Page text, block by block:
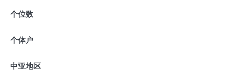
个位数
个体户
中亚地区